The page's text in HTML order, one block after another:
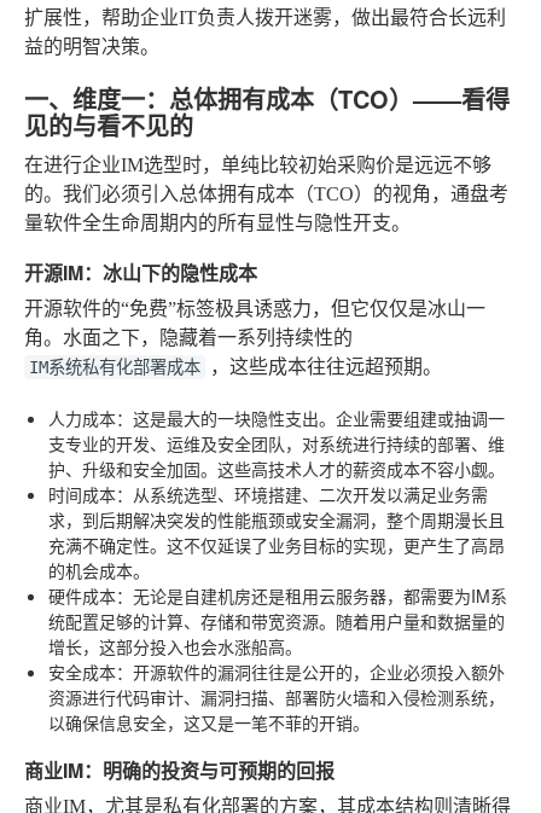
扩展性，帮助企业IT负责人拨开迷雾，做出最符合长远利
益的明智决策。
一、维度一：总体拥有成本（TCO）——看得
见的与看不见的
在进行企业IM选型时，单纯比较初始采购价是远远不够
的。我们必须引入总体拥有成本（TCO）的视角，通盘考
量软件全生命周期内的所有显性与隐性开支。
开源IM：冰山下的隐性成本
开源软件的“免费”标签极具诱惑力，但它仅仅是冰山一
角。水面之下，隐藏着一系列持续性的
IM系统私有化部署成本 ，这些成本往往远超预期。
人力成本：这是最大的一块隐性支出。企业需要组建或抽调一
支专业的开发、运维及安全团队，对系统进行持续的部署、维
护、升级和安全加固。这些高技术人才的薪资成本不容小觑。
时间成本：从系统选型、环境搭建、二次开发以满足业务需
求，到后期解决突发的性能瓶颈或安全漏洞，整个周期漫长且
充满不确定性。这不仅延误了业务目标的实现，更产生了高昂
的机会成本。
硬件成本：无论是自建机房还是租用云服务器，都需要为IM系
统配置足够的计算、存储和带宽资源。随着用户量和数据量的
增长，这部分投入也会水涨船高。
安全成本：开源软件的漏洞往往是公开的，企业必须投入额外
资源进行代码审计、漏洞扫描、部署防火墙和入侵检测系统，
以确保信息安全，这又是一笔不菲的开销。
商业IM：明确的投资与可预期的回报
商业IM，尤其是私有化部署的方案，其成本结构则清晰得